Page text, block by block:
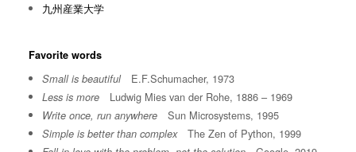
九州産業大学
Favorite words
Small is beautifulE.F.Schumacher, 1973
Less is more Ludwig Mies van der Rohe, 1886 – 1969
Write once, run anywhere Sun Microsystems, 1995
Simple is better than complexThe Zen of Python, 1999